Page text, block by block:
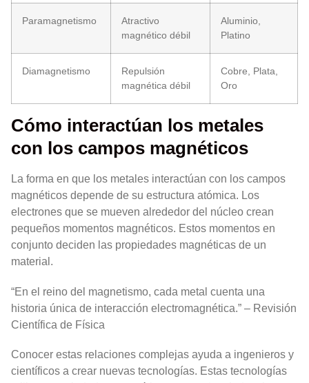
Paramagnetismo
Atractivo
magnético débil
Aluminio,
Platino
Diamagnetismo
Repulsión
magnética débil
Cobre, Plata,
Oro
Cómo interactúan los metales
con los campos magnéticos
La forma en que los metales interactúan con los campos
magnéticos depende de su estructura atómica. Los
electrones que se mueven alrededor del núcleo crean
pequeños momentos magnéticos. Estos momentos en
conjunto deciden las propiedades magnéticas de un
material.
“En el reino del magnetismo, cada metal cuenta una
historia única de interacción electromagnética.” – Revisión
Científica de Física
Conocer estas relaciones complejas ayuda a ingenieros y
científicos a crear nuevas tecnologías. Estas tecnologías